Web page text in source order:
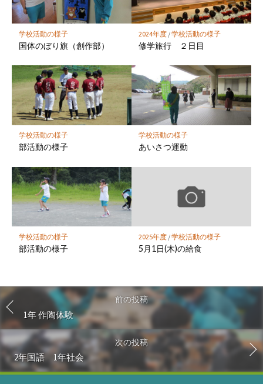
に
存
学校活動の様子
国体のぼり旗（創作部）
2024年度/学校活動の様子
修学旅行 ２日目
学校活動の様子
部活動の様子
学校活動の様子
あいさつ運動
学校活動の様子
部活動の様子
2025年度/学校活動の様子
5月1日(木)の給食
前の投稿
1年 作陶体験
次の投稿
2年国語 1年社会